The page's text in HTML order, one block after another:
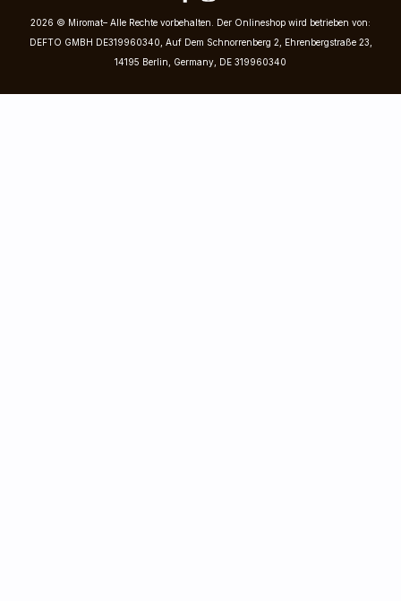
2026 © Miromat– Alle Rechte vorbehalten. Der Onlineshop wird betrieben von:
DEFTO GMBH DE319960340, Auf Dem Schnorrenberg 2, Ehrenbergstraße 23,
14195 Berlin, Germany, DE 319960340